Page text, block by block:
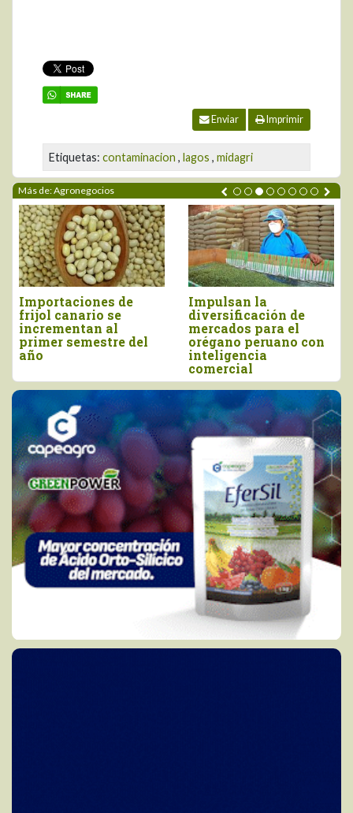
Enviar Imprimir
Etiquetas: contaminacion , lagos , midagri
Más de: Agronegocios
la
de
para el
peruano con
Perú importó vino por
más de US$ 16,4
millones, entre enero
y junio